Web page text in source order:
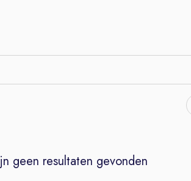
geen resultaten gevonden